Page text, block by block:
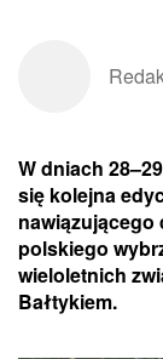
W dniach
się kolejna
polskiego
wieloletnich
Bałtykiem.